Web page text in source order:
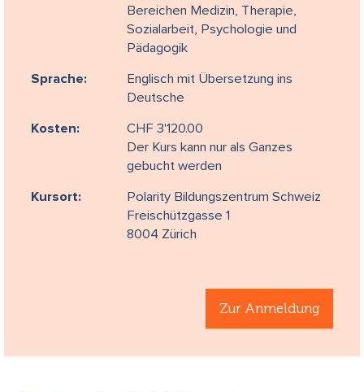
Bereichen Medizin, Therapie,
Sozialarbeit, Psychologie und
Pädagogik
Sprache:
Englisch mit Übersetzung ins
Deutsche
Kosten:
CHF 3'120.00
Der Kurs kann nur als Ganzes
gebucht werden
Kursort:
Polarity Bildungszentrum Schweiz
Freischützgasse 1
8004 Zürich
Zur Anmeldung